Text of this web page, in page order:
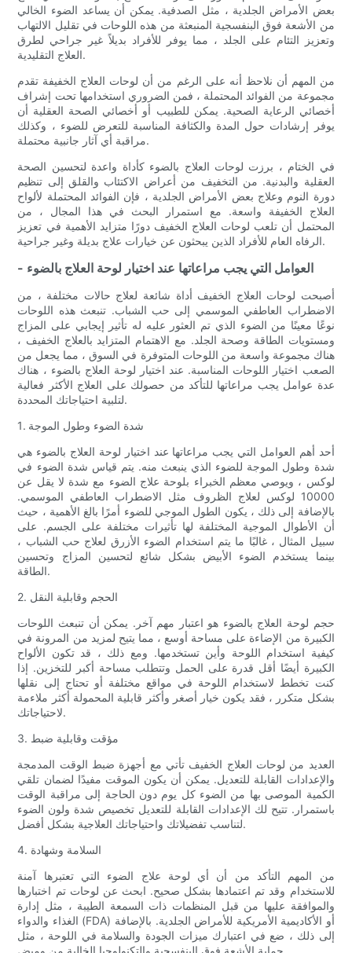
بعض الأمراض الجلدية ، مثل الصدفية. يمكن أن يساعد الضوء الخالي
من الأشعة فوق البنفسجية المنبعثة من هذه اللوحات في تقليل الالتهاب
وتعزيز التئام على الجلد ، مما يوفر للأفراد بديلاً غير جراحي لطرق
العلاج التقليدية.
من المهم أن نلاحظ أنه على الرغم من أن لوحات العلاج الخفيفة تقدم
مجموعة من الفوائد المحتملة ، فمن الضروري استخدامها تحت إشراف
أخصائي الرعاية الصحية. يمكن للطبيب أو أخصائي الصحة العقلية أن
يوفر إرشادات حول المدة والكثافة المناسبة للتعرض للضوء ، وكذلك
مراقبة أي آثار جانبية محتملة.
في الختام ، برزت لوحات العلاج بالضوء كأداة واعدة لتحسين الصحة
العقلية والبدنية. من التخفيف من أعراض الاكتئاب والقلق إلى تنظيم
دورة النوم وعلاج بعض الأمراض الجلدية ، فإن الفوائد المحتملة لألواح
العلاج الخفيفة واسعة. مع استمرار البحث في هذا المجال ، من
المحتمل أن تلعب لوحات العلاج الخفيف دورًا متزايد الأهمية في تعزيز
الرفاه العام للأفراد الذين يبحثون عن خيارات علاج بديلة وغير جراحية.
- العوامل التي يجب مراعاتها عند اختيار لوحة العلاج بالضوء
أصبحت لوحات العلاج الخفيف أداة شائعة لعلاج حالات مختلفة ، من
الاضطراب العاطفي الموسمي إلى حب الشباب. تنبعث هذه اللوحات
نوعًا معينًا من الضوء الذي تم العثور عليه له تأثير إيجابي على المزاج
ومستويات الطاقة وصحة الجلد. مع الاهتمام المتزايد بالعلاج الخفيف ،
هناك مجموعة واسعة من اللوحات المتوفرة في السوق ، مما يجعل من
الصعب اختيار اللوحات المناسبة. عند اختيار لوحة العلاج بالضوء ، هناك
عدة عوامل يجب مراعاتها للتأكد من حصولك على العلاج الأكثر فعالية
لتلبية احتياجاتك المحددة.
1. شدة الضوء وطول الموجة
أحد أهم العوامل التي يجب مراعاتها عند اختيار لوحة العلاج بالضوء هي
شدة وطول الموجة للضوء الذي ينبعث منه. يتم قياس شدة الضوء في
لوكس ، ويوصي معظم الخبراء بلوحة علاج الضوء مع شدة لا يقل عن
10000 لوكس لعلاج الظروف مثل الاضطراب العاطفي الموسمي.
بالإضافة إلى ذلك ، يكون الطول الموجي للضوء أمرًا بالغ الأهمية ، حيث
أن الأطوال الموجية المختلفة لها تأثيرات مختلفة على الجسم. على
سبيل المثال ، غالبًا ما يتم استخدام الضوء الأزرق لعلاج حب الشباب ،
بينما يستخدم الضوء الأبيض بشكل شائع لتحسين المزاج وتحسين
الطاقة.
2. الحجم وقابلية النقل
حجم لوحة العلاج بالضوء هو اعتبار مهم آخر. يمكن أن تنبعث اللوحات
الكبيرة من الإضاءة على مساحة أوسع ، مما يتيح لمزيد من المرونة في
كيفية استخدام اللوحة وأين تستخدمها. ومع ذلك ، قد تكون الألواح
الكبيرة أيضًا أقل قدرة على الحمل وتتطلب مساحة أكبر للتخزين. إذا
كنت تخطط لاستخدام اللوحة في مواقع مختلفة أو تحتاج إلى نقلها
بشكل متكرر ، فقد يكون خيار أصغر وأكثر قابلية المحمولة أكثر ملاءمة
لاحتياجاتك.
3. مؤقت وقابلية ضبط
العديد من لوحات العلاج الخفيف تأتي مع أجهزة ضبط الوقت المدمجة
والإعدادات القابلة للتعديل. يمكن أن يكون الموقت مفيدًا لضمان تلقي
الكمية الموصى بها من الضوء كل يوم دون الحاجة إلى مراقبة الوقت
باستمرار. تتيح لك الإعدادات القابلة للتعديل تخصيص شدة ولون الضوء
لتناسب تفضيلاتك واحتياجاتك العلاجية بشكل أفضل.
4. السلامة وشهادة
من المهم التأكد من أن أي لوحة علاج الضوء التي تعتبرها آمنة
للاستخدام وقد تم اعتمادها بشكل صحيح. ابحث عن لوحات تم اختبارها
والموافقة عليها من قبل المنظمات ذات السمعة الطيبة ، مثل إدارة
الغذاء والدواء (FDA) أو الأكاديمية الأمريكية للأمراض الجلدية. بالإضافة
إلى ذلك ، ضع في اعتبارك ميزات الجودة والسلامة في اللوحة ، مثل